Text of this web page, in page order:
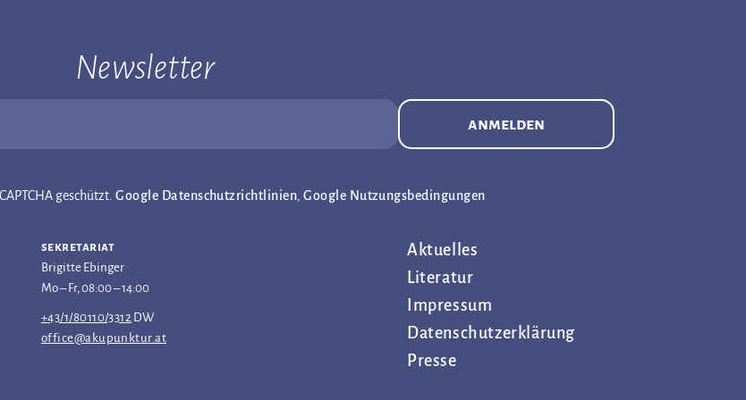
Newsletter
anmelden
geschützt.Google Datenschutzrichtlinien,Google Nutzungsbedingungen
sekretariat
Brigitte Ebinger
Mo – Fr, 08:00 – 14:00
+43/1/80110/3312 DW
office@akupunktur.at
Aktuelles
Literatur
Impressum
Datenschutz­erklärung
Presse